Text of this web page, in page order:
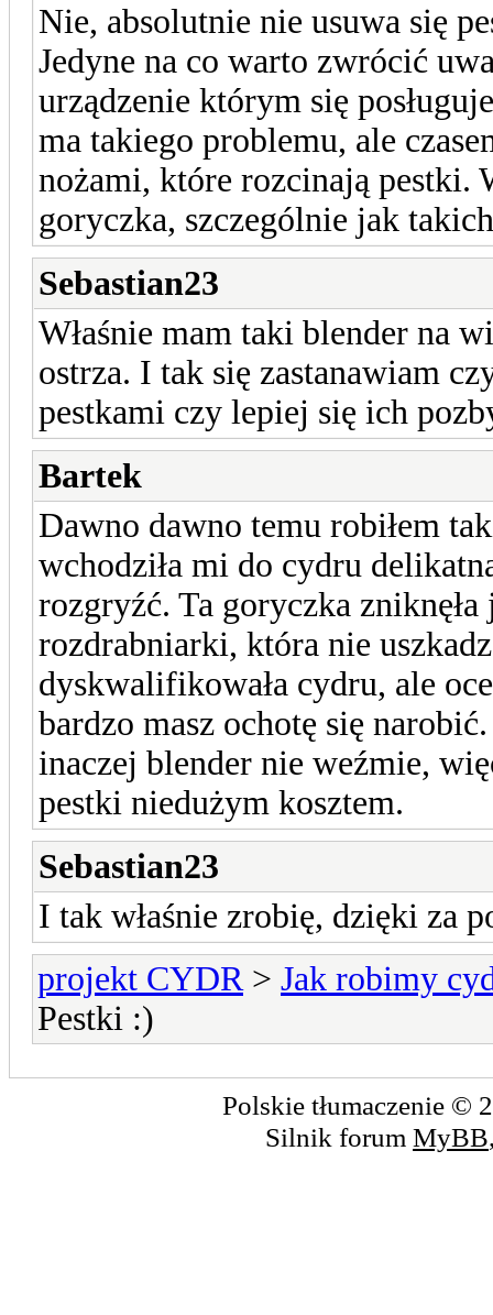
Nie, absolutnie nie usuwa się
Jedyne na co warto zwrócić
urządzenie którym się
ma takiego problemu, ale
nożami, które rozcinają pestki.
goryczka, szczególnie jak
Sebastian23
Właśnie mam taki blender na
ostrza. I tak się zastanawiam
pestkami czy lepiej się ich
Bartek
Dawno dawno temu robiłem
wchodziła mi do cydru
rozgryźć. Ta goryczka
rozdrabniarki, która nie
dyskwalifikowała cydru, ale
bardzo masz ochotę się
inaczej blender nie weźmie,
pestki niedużym kosztem.
Sebastian23
I tak właśnie zrobię, dzięki za
projekt CYDR > Jak robimy
Pestki :)
Polskie tłumaczenie ©
Silnik forum MyBB